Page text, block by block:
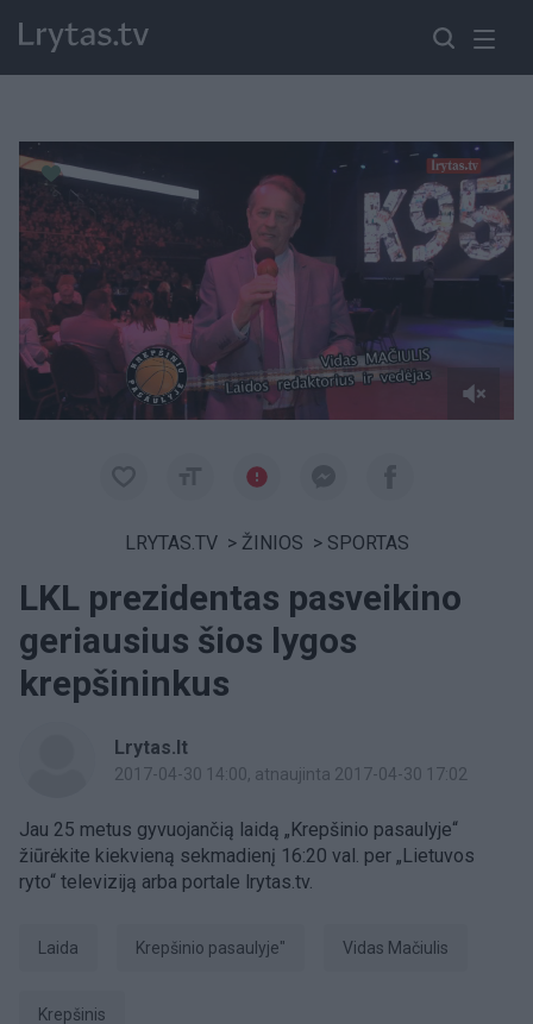
Paremkite Ukrainą
LRYTAS.TV > ŽINIOS > SPORTAS
LKL prezidentas pasveikino
geriausius šios lygos
krepšininkus
Lrytas.lt
2017-04-30 14:00, atnaujinta 2017-04-30 17:02
Jau 25 metus gyvuojančią laidą „Krepšinio pasaulyje“
žiūrėkite kiekvieną sekmadienį 16:20 val. per „Lietuvos
ryto“ televiziją arba portale lrytas.tv.
laida Krepšinio pasaulyje" Vidas Mačiulis
Krepšinis